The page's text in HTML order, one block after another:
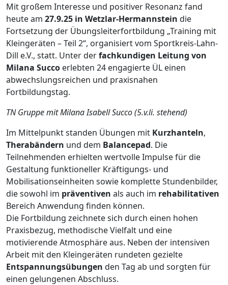
Mit großem Interesse und positiver Resonanz fand
heute am 27.9.25 in Wetzlar-Hermannstein die
Fortsetzung der Übungsleiterfortbildung „Training mit
Kleingeräten – Teil 2“, organisiert vom Sportkreis-Lahn-
Dill e.V., statt. Unter derfachkundigen Leitung von
Milana Succo erlebten 24 engagierte ÜL einen
abwechslungsreichen und praxisnahen
Fortbildungstag.
TN Gruppe mit Milana Isabell Succo (5.v.li. stehend)
Im Mittelpunkt standen Übungen mit Kurzhanteln,
Therabändern und dem Balancepad. Die
Teilnehmenden erhielten wertvolle Impulse für die
Gestaltung funktioneller Kräftigungs- und
Mobilisationseinheiten sowie komplette Stundenbilder,
die sowohl im präventiven als auch im rehabilitativen
Bereich Anwendung finden können.
Die Fortbildung zeichnete sich durch einen hohen
Praxisbezug, methodische Vielfalt und eine
motivierende Atmosphäre aus. Neben der intensiven
Arbeit mit den Kleingeräten rundeten gezielte
Entspannungsübungen den Tag ab und sorgten für
einen gelungenen Abschluss.